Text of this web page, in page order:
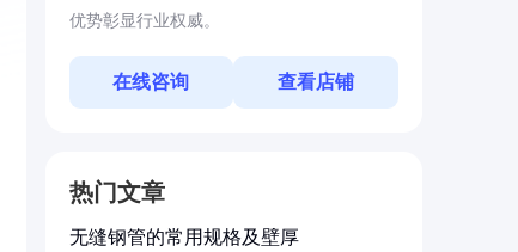
优势彰显行业权威。
在线咨询 查看店铺
热门文章
无缝钢管的常用规格及壁厚